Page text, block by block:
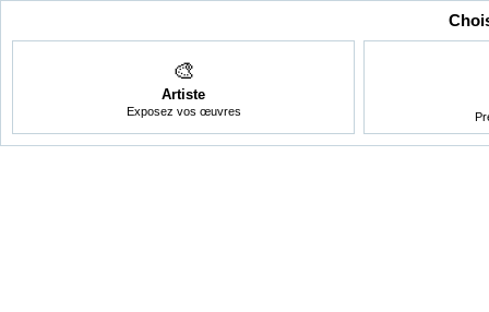
🎨
Artiste
Exposez vos œuvres